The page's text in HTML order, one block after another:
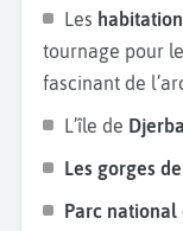
désert tunisien
randonnée à
contempler les
Vous pouvez
maisons
ou encore
Les
tournage pour
fascinant de
L’île de Djerba
Les gorges
Parc